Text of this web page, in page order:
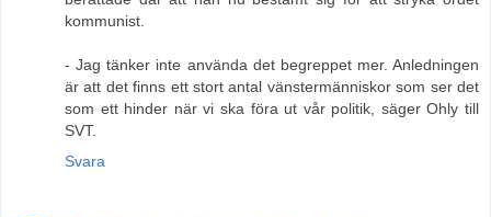
kommunist.
- Jag tänker inte använda det begreppet mer. Anledningen
är att det finns ett stort antal vänstermänniskor som ser det
som ett hinder när vi ska föra ut vår politik, säger Ohly till
SVT.
Svara